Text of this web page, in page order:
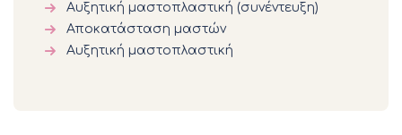
Αυξητική μαστοπλαστική (συνέντευξη)
Αποκατάσταση μαστών
Αυξητική μαστοπλαστική